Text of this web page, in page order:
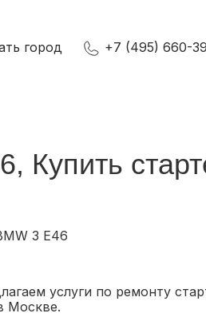
город +7 (495) 660-
Купить
3 E46
услуги по ремонту
Москве.